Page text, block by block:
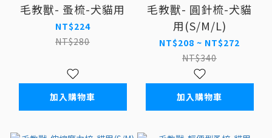
毛教獸- 蚤梳-犬貓用
NT$224
NT$280
加入購物車
毛教獸- 圓針梳-犬貓
用(S/M/L)
NT$208 ~ NT$272
NT$340
加入購物車